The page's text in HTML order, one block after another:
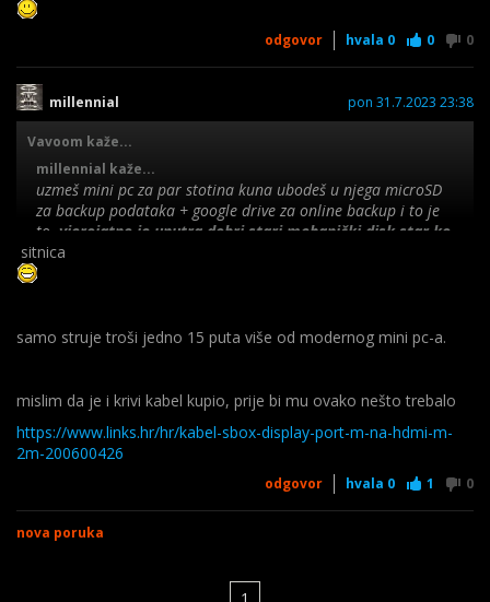
odgovor hvala 0 0 0
millennial pon 31.7.2023 23:38
Vavoom kaže...
millennial kaže...
uzmeš mini pc za par stotina kuna ubodeš u njega microSD
za backup podataka + google drive za online backup i to je
to. vjerojatno je unutra dobri stari mehanički disk star ko
biblija i pitanje je dana kad će riknuti.
sitnica
samo struje troši jedno 15 puta više od modernog mini pc-a.
mislim da je i krivi kabel kupio, prije bi mu ovako nešto trebalo
https://www.links.hr/hr/kabel-sbox-display-port-m-na-hdmi-m-
2m-200600426
odgovor hvala 0 1 0
nova poruka
1